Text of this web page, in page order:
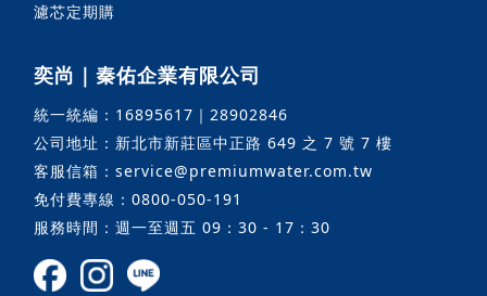
濾芯定期購
奕尚｜秦佑企業有限公司
統一統編：16895617｜28902846
公司地址：新北市新莊區中正路 649 之 7 號 7 樓
客服信箱：service@premiumwater.com.tw
免付費專線：0800-050-191
服務時間：週一至週五 09：30 - 17：30